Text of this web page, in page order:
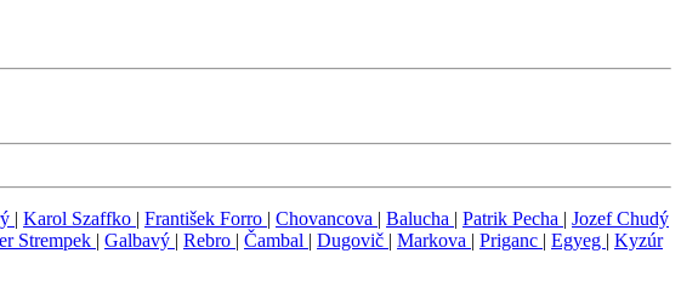
| Karol Szaffko | František Forro | Chovancova | Balucha | Patrik Pecha | Jozef Chudý
Strempek | Galbavý | Rebro | Čambal | Dugovič | Markova | Priganc | Egyeg | Kyzúr